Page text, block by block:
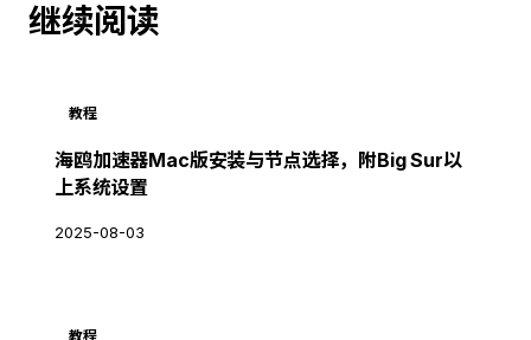
继续阅读
教程
海鸥加速器Mac版安装与节点选择，附Big Sur以
上系统设置
2025-08-03
教程